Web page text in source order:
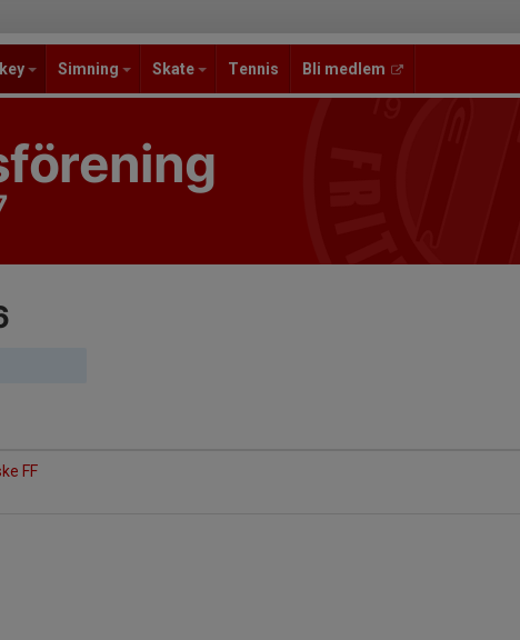
Simning Skate Tennis Bli medlem
FF